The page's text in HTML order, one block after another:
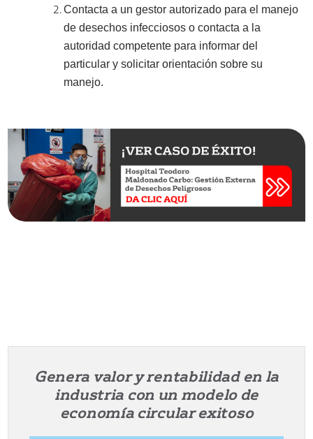
Contacta a un gestor autorizado para el manejo
de desechos infecciosos o contacta a la
autoridad competente para informar del
particular y solicitar orientación sobre su
manejo.
Genera valor y rentabilidad en la
industria con un modelo de
economía circular exitoso